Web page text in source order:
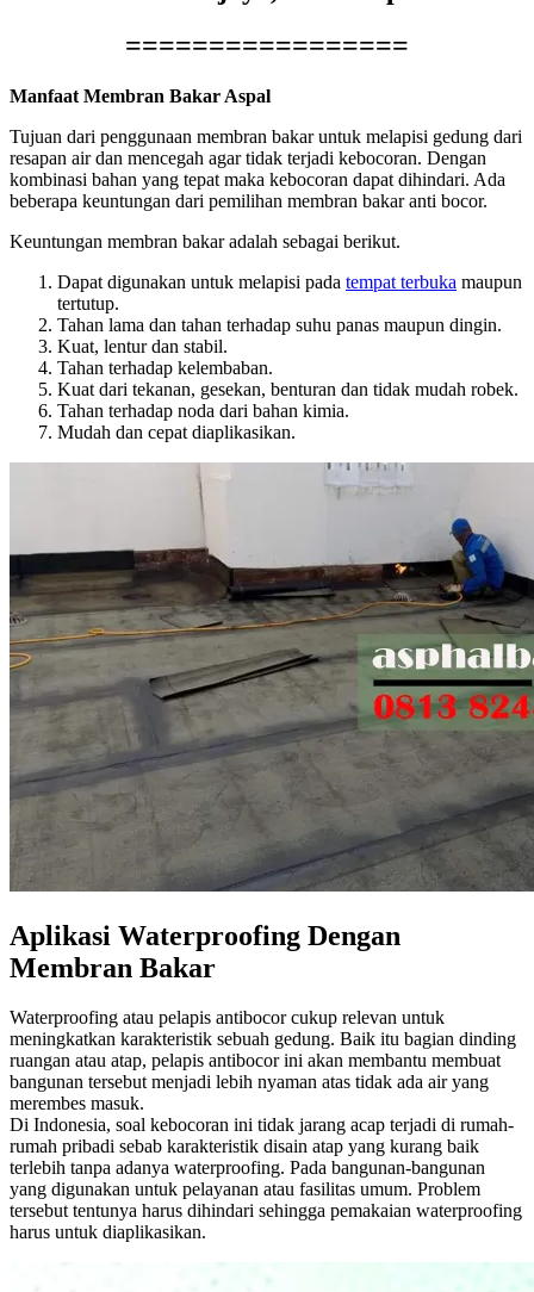
=================
Manfaat Membran Bakar Aspal
Tujuan dari penggunaan membran bakar untuk melapisi gedung dari
resapan air dan mencegah agar tidak terjadi kebocoran. Dengan
kombinasi bahan yang tepat maka kebocoran dapat dihindari. Ada
beberapa keuntungan dari pemilihan membran bakar anti bocor.
Keuntungan membran bakar adalah sebagai berikut.
Dapat digunakan untuk melapisi pada tempat terbuka maupun
tertutup.
Tahan lama dan tahan terhadap suhu panas maupun dingin.
Kuat, lentur dan stabil.
Tahan terhadap kelembaban.
Kuat dari tekanan, gesekan, benturan dan tidak mudah robek.
Tahan terhadap noda dari bahan kimia.
Mudah dan cepat diaplikasikan.
Aplikasi Waterproofing Dengan
Membran Bakar
Waterproofing atau pelapis antibocor cukup relevan untuk
meningkatkan karakteristik sebuah gedung. Baik itu bagian dinding
ruangan atau atap, pelapis antibocor ini akan membantu membuat
bangunan tersebut menjadi lebih nyaman atas tidak ada air yang
merembes masuk.
Di Indonesia, soal kebocoran ini tidak jarang acap terjadi di rumah-
rumah pribadi sebab karakteristik disain atap yang kurang baik
terlebih tanpa adanya waterproofing. Pada bangunan-bangunan
yang digunakan untuk pelayanan atau fasilitas umum. Problem
tersebut tentunya harus dihindari sehingga pemakaian waterproofing
harus untuk diaplikasikan.